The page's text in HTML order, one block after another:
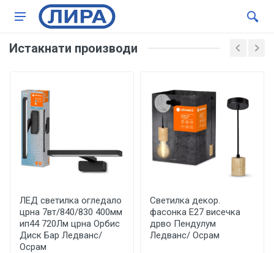
Истакнати производи
ЛЕД светилка огледало
црна 7вт/840/830 400мм
ип44 720Лм црна Орбис
Диск Бар Ледванс/
Осрам
Светилка декор.
фасонка Е27 висечка
дрво Пендулум
Ледванс/ Осрам